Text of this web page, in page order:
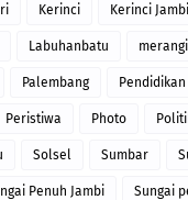
Kerinci Kerinci Jambi
Labuhanbatu
Palembang Pendidikan
Peristiwa Photo
Solsel Sumbar
Penuh Jambi Sungai